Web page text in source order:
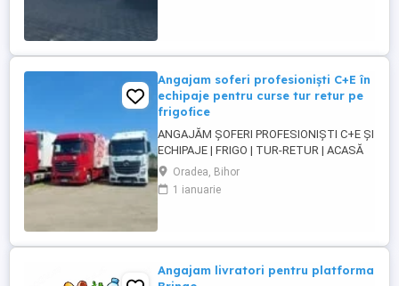
Angajam soferi profesioniști C+E în
echipaje pentru curse tur retur pe
frigofice
ANGAJĂM ȘOFERI PROFESIONIȘTI C+E ȘI
ECHIPAJE | FRIGO | TUR-RETUR | ACASĂ
SĂPTĂMÂNAL | ORADEA Companie de
transport din Oradea angajează șoferi
profesioniști categoria C+E și echipaje
frigorifice. Căutăm persoane serioase,
responsabile ...
Oradea, Bihor
1 ianuarie
Angajam livratori pentru platforma